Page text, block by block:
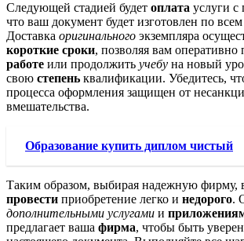
Следующей стадией будет оплата услуги с
что ваш документ будет изготовлен по
Доставка оригинального экземпляра
короткие сроки, позволяя вам оперативно
работе или продолжить учебу на новый
свою степень квалификации. Убедитесь,
процесса оформления защищен от
вмешательства.
Образование купить диплом чистый
Таким образом, выбирая надежную фирму,
провести приобретение легко и недорого.
дополнительными услугами и
предлагает ваша фирма, чтобы быть